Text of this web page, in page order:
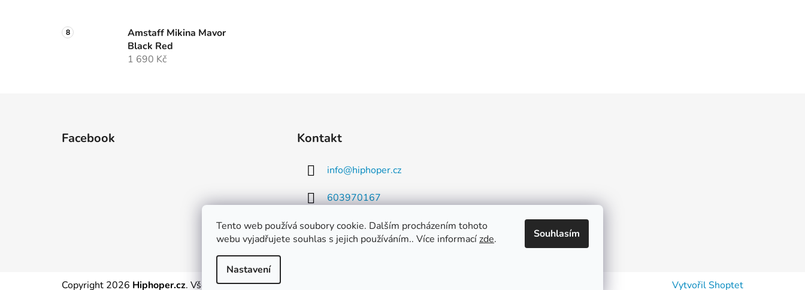
Tento web používá soubory cookie. Dalším procházením tohoto
webu vyjadřujete souhlas s jejich používáním.. Více informacízde.
Nastavení
Souhlasím
Amstaff Mikina Mavor
Black Red
1 690 Kč
Facebook Kontakt
info@hiphoper.cz
603970167
Vytvořil Shoptet
Copyright 2026 Hiphoper.cz. Všechna práva vyhrazena.